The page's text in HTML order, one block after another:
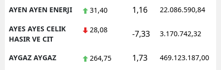
AYEN AYEN ENERJI 31,40 1,16 22.086.590,84
AYES AYES CELIK
HASIR VE CIT
28,08 -7,33 3.170.742,32
AYGAZ AYGAZ 264,75 1,73 469.123.187,00